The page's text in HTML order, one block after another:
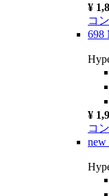
¥
コ
698
¥
コ
new